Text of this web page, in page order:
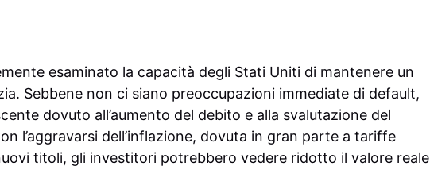
esaminato la capacità degli Stati Uniti di mantenere un
Sebbene non ci siano preoccupazioni immediate di default,
dovuto all’aumento del debito e alla svalutazione del
l’aggravarsi dell’inflazione, dovuta in gran parte a tariffe
titoli, gli investitori potrebbero vedere ridotto il valore reale